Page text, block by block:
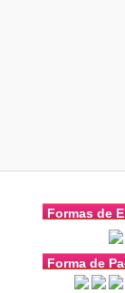
Formas de
Forma de